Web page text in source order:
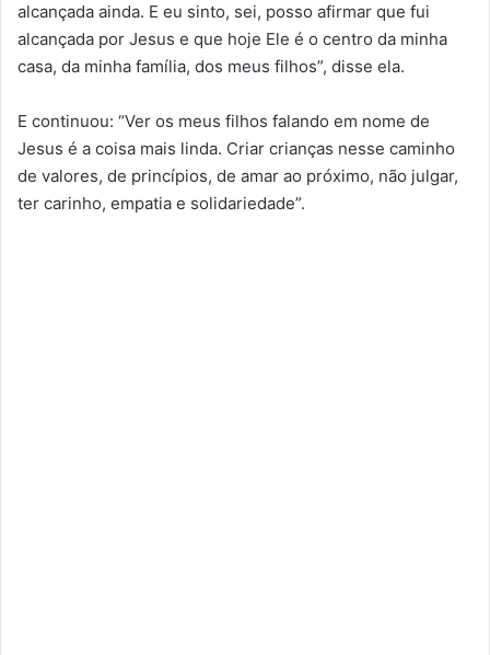
alcançada ainda. E eu sinto, sei, posso afirmar que fui
alcançada por Jesus e que hoje Ele é o centro da minha
casa, da minha família, dos meus filhos”, disse ela.
E continuou: “Ver os meus filhos falando em nome de
Jesus é a coisa mais linda. Criar crianças nesse caminho
de valores, de princípios, de amar ao próximo, não julgar,
ter carinho, empatia e solidariedade”.